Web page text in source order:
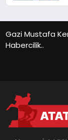
Gazi Mustafa
Habercilik..